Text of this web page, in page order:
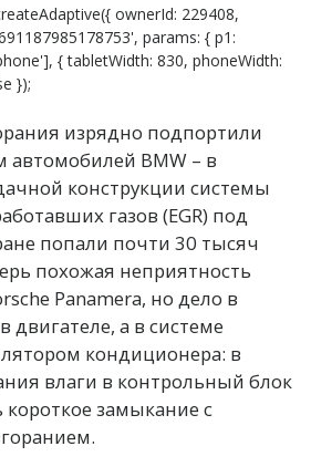
ownerId: 229408,
params: { p1:
{ tabletWidth: 830, phoneWidth:
});
изрядно подпортили
BMW – в
конструкции системы
газов (EGR) под
попали почти 30 тысяч
похожая неприятность
Panamera, но дело в
двигателе, а в системе
кондиционера: в
влаги в контрольный блок
замыкание с